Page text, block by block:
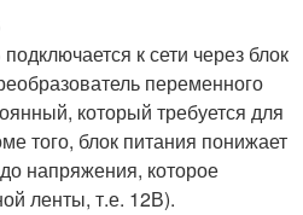
к сети через блок
переменного
который требуется для
того, блок питания понижает
напряжения, которое
ленты, т.е. 12В).